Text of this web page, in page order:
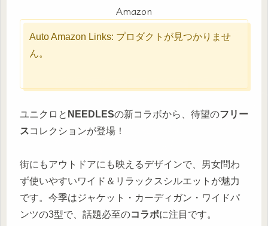
Amazon
Auto Amazon Links: プロダクトが見つかりませ
ん。
ユニクロと NEEDLESの新コラボから、待望のフリー
スコレクションが登場！
街にもアウトドアにも映えるデザインで、男女問わ
ず使いやすいワイド＆リラックスシルエットが魅力
です。今季はジャケット・カーディガン・ワイドパ
ンツの3型で、話題必至のコラボに注目です。